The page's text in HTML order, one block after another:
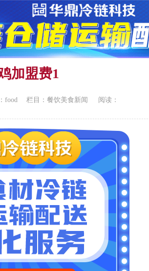
加盟费1
food 栏目：餐饮美食新闻 阅读：